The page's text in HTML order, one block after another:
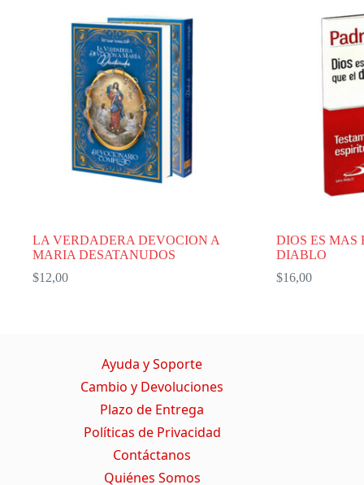
LA VERDADERA DEVOCION A
MARIA DESATANUDOS
$12,00
DIOS ES MAS
DIABLO
$16,00
Ayuda y Soporte
Cambio y Devoluciones
Plazo de Entrega
Políticas de Privacidad
Contáctanos
Quiénes Somos